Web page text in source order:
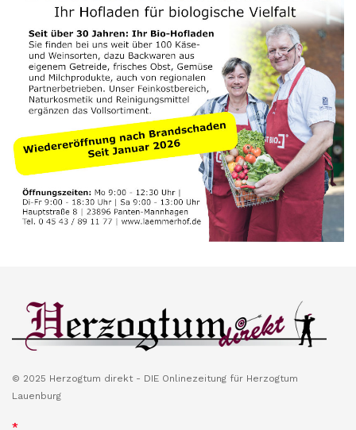
© 2025 Herzogtum direkt - DIE Onlinezeitung für Herzogtum
Lauenburg
*